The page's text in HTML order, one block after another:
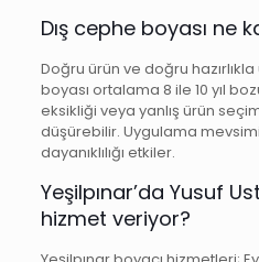
Dış cephe boyası ne
Doğru ürün ve doğru
boyası ortalama 8 ile 10 yıl
eksikliği veya yanlış ürün
düşürebilir. Uygulama
dayanıklılığı etkiler.
Yeşilpınar’da Yusuf
hizmet veriyor?